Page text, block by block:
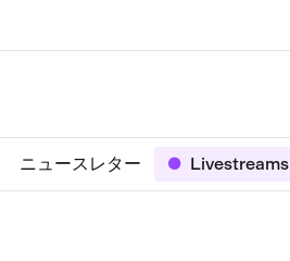
ニュースレター Livestreams